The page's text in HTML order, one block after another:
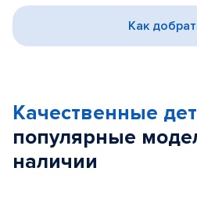
3
Как
Качественные
популярные
наличии